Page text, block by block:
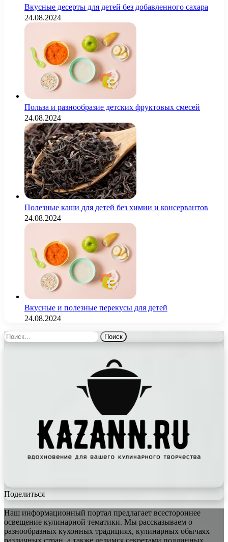
Вкусные десерты для детей без добавленного сахара
24.08.2024
Польза и разнообразие детских фруктовых смесей
24.08.2024
Полезные каши для детей без химии и консервантов
24.08.2024
Вкусные и полезные перекусы для детей
24.08.2024
Найти:
Поделиться
Наш информационный портал предлагает всестороннее
освещение кулинарной тематики. Мы рассказываем о
разнообразных кухонных традициях, кулинарных обычаях
различных стран, а также делимся секретами подлинных